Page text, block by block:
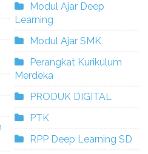
Modul Ajar Deep
Learning
Modul Ajar SMK
Perangkat Kurikulum
Merdeka
PRODUK DIGITAL
PTK
RPP Deep Learning SD